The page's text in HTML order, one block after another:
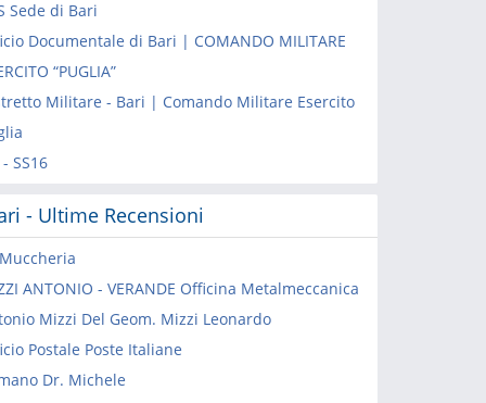
Sede di Bari
Documentale di Bari | COMANDO MILITARE
“PUGLIA”
Militare - Bari | Comando Militare Esercito
SS16
- Ultime Recensioni
ANTONIO - VERANDE Officina Metalmeccanica
Mizzi Del Geom. Mizzi Leonardo
Postale Poste Italiane
Dr. Michele